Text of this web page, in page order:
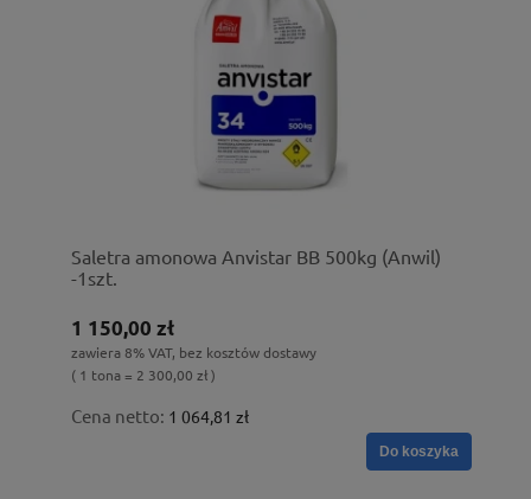
Saletra amonowa Anvistar BB 500kg (Anwil)
-1szt.
1 150,00 zł
zawiera 8% VAT, bez kosztów dostawy
( 1 tona = 2 300,00 zł )
Cena netto: 1 064,81 zł
Do koszyka